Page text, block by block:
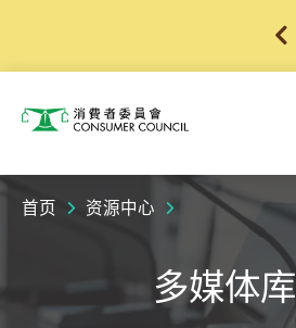
消费者委员会
首页 资源中心
多媒体库